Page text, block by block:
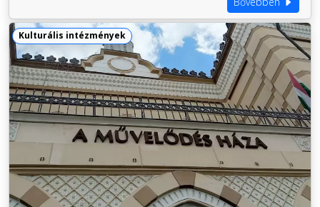
Kulturális intézmények